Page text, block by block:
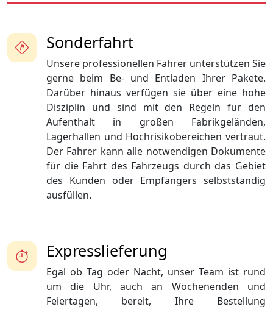
Sonderfahrt
Unsere professionellen Fahrer unterstützen Sie
gerne beim Be- und Entladen Ihrer Pakete.
Darüber hinaus verfügen sie über eine hohe
Disziplin und sind mit den Regeln für den
Aufenthalt in großen Fabrikgeländen,
Lagerhallen und Hochrisikobereichen vertraut.
Der Fahrer kann alle notwendigen Dokumente
für die Fahrt des Fahrzeugs durch das Gebiet
des Kunden oder Empfängers selbstständig
ausfüllen.
Expresslieferung
Egal ob Tag oder Nacht, unser Team ist rund
um die Uhr, auch an Wochenenden und
Feiertagen, bereit, Ihre Bestellung